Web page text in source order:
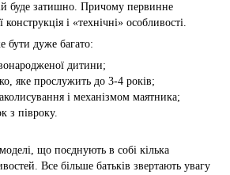
буде затишно. Причому первинне
і «технічні» особливості.
бути дуже багато:
дитини;
яке прослужить до 3-4 років;
і механізмом маятника;
з півроку.
що поєднують в собі кілька
Все більше батьків звертають увагу